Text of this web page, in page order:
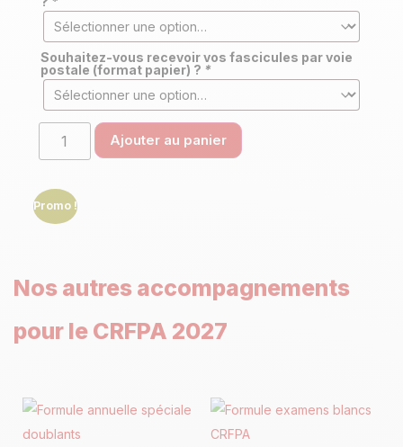
Souhaitez-vous recevoir vos fascicules par voie
postale (format papier) ? *
Ajouter au panier
Promo !
Nos autres accompagnements
pour le CRFPA 2027